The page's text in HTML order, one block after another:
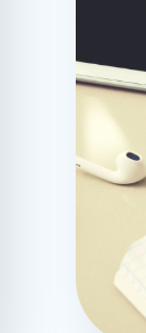
プライバシ